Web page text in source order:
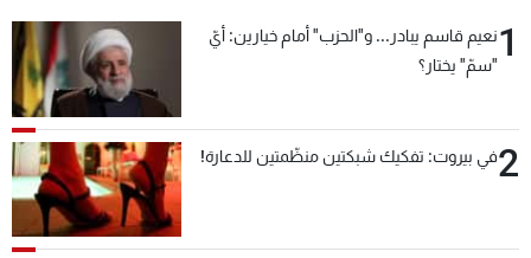
1نعيم قاسم يبادر... و"الحزب" أمام خيارين: أيّ
"سمّ" يختار؟
2في بيروت: تفكيك شبكتين منظّمتين للدعارة!